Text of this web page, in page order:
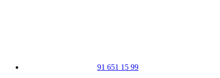
91 651 15 99